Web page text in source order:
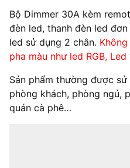
Bộ Dimmer 30A kèm
đèn led, thanh đèn led
led sử dụng 2 chân.
pha màu như led RGB,
Sản phẩm thường được
phòng khách, phòng ngủ,
quán cà phê…